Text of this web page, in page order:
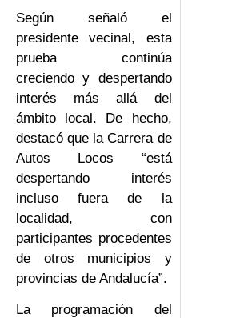
Según señaló el
presidente vecinal, esta
prueba continúa
creciendo y despertando
interés más allá del
ámbito local. De hecho,
destacó que la Carrera de
Autos Locos “está
despertando interés
incluso fuera de la
localidad, con
participantes procedentes
de otros municipios y
provincias de Andalucía”.
La programación del